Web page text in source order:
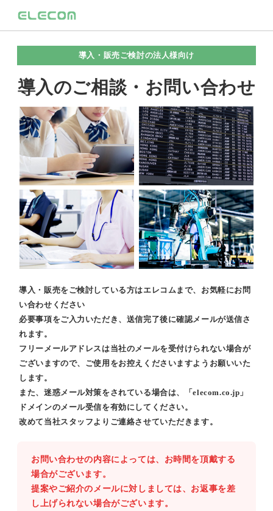
導入・販売ご検討の法人様向け
導入のご相談・お問い合わせ
導入・販売をご検討している方はエレコムまで、お気軽にお問
い合わせください
必要事項をご入力いただき、送信完了後に確認メールが送信さ
れます。
フリーメールアドレスは当社のメールを受付けられない場合が
ございますので、ご使用をお控えくださいますようお願いいた
します。
また、迷惑メール対策をされている場合は、「elecom.co.jp」
ドメインのメール受信を有効にしてください。
改めて当社スタッフよりご連絡させていただきます。
お問い合わせの内容によっては、お時間を頂戴する
場合がございます。
提案やご紹介のメールに対しましては、お返事を差
し上げられない場合がございます。